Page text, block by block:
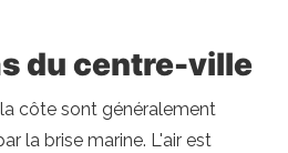
du centre-ville
côte sont généralement
la brise marine. L'air est